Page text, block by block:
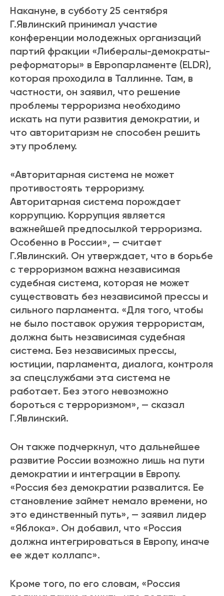
Накануне, в субботу 25 сентября
Г.Явлинский принимал участие
конференции молодежных организаций
партий фракции «Либералы-демократы-
реформаторы» в Европарламенте (ELDR),
которая проходила в Таллинне. Там, в
частности, он заявил, что решение
проблемы терроризма необходимо
искать на пути развития демократии, и
что авторитаризм не способен решить
эту проблему.
«Авторитарная система не может
противостоять терроризму.
Авторитарная система порождает
коррупцию. Коррупция является
важнейшей предпосылкой терроризма.
Особенно в России», — считает
Г.Явлинский. Он утверждает, что в борьбе
с терроризмом важна независимая
судебная система, которая не может
существовать без независимой прессы и
сильного парламента. «Для того, чтобы
не было поставок оружия террористам,
должна быть независимая судебная
система. Без независимых прессы,
юстиции, парламента, диалога, контроля
за спецслужбами эта система не
работает. Без этого невозможно
бороться с терроризмом», — сказал
Г.Явлинский.
Он также подчеркнул, что дальнейшее
развитие России возможно лишь на пути
демократии и интеграции в Европу.
«Россия без демократии развалится. Ее
становление займет немало времени, но
это единственный путь», — заявил лидер
«Яблока». Он добавил, что «Россия
должна интегрироваться в Европу, иначе
ее ждет коллапс».
Кроме того, по его словам, «Россия